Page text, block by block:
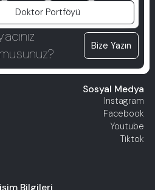
Doktor Portföyü
Bize Yazın
Sosyal Medya
Instagram
Facebook
Youtube
Tiktok
Bilgileri